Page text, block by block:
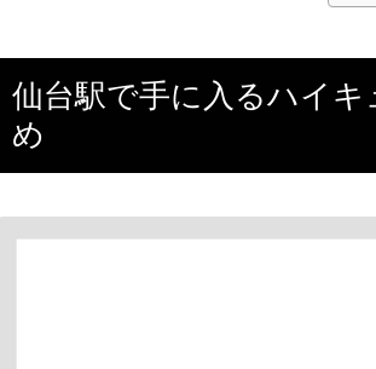
仙台駅で手に入るハイ
め